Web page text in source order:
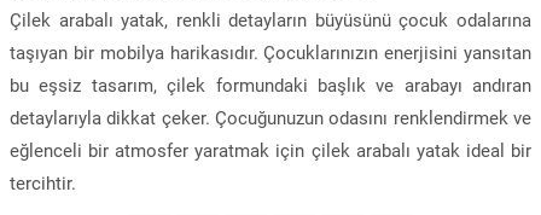
Çilek arabalı yatak, renkli detayların büyüsünü çocuk odalarına
taşıyan bir mobilya harikasıdır. Çocuklarınızın enerjisini yansıtan
bu eşsiz tasarım, çilek formundaki başlık ve arabayı andıran
detaylarıyla dikkat çeker. Çocuğunuzun odasını renklendirmek ve
eğlenceli bir atmosfer yaratmak için çilek arabalı yatak ideal bir
tercihtir.